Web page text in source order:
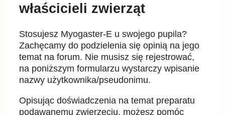
właścicieli zwierząt
Stosujesz Myogaster-E u swojego pupila?
Zachęcamy do podzielenia się opinią na jego
temat na forum. Nie musisz się rejestrować,
na poniższym formularzu wystarczy wpisanie
nazwy użytkownika/pseudonimu.
Opisując doświadczenia na temat preparatu
podawanemu zwierzęciu, możesz pomóc